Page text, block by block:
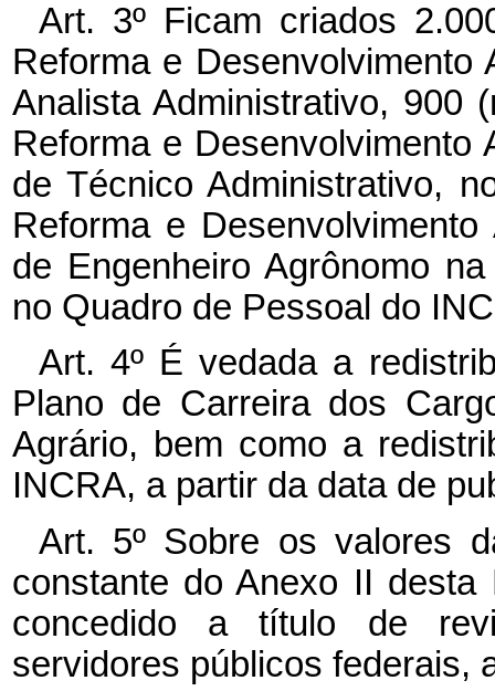
Art. 3º Ficam criados
Reforma e
Analista Administrativo, 900
Reforma e Desenvolvimento
de Técnico Administrativo,
Reforma e
de Engenheiro Agrônomo
no Quadro de Pessoal do
Art. 4º É vedada a
Plano de Carreira dos
Agrário, bem como a
INCRA, a partir da data de
Art. 5º Sobre os valores
constante do Anexo II
concedido a título de
servidores públicos federais,